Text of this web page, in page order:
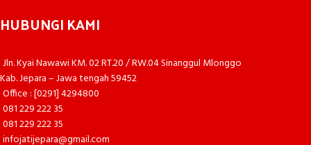
HUBUNGI KAMI
Jln. Kyai Nawawi KM. 02 RT.20 / RW.04 Sinanggul Mlonggo
Kab. Jepara – Jawa tengah 59452
Office : [0291] 4294800
081 229 222 35
081 229 222 35
infojatijepara@gmail.com